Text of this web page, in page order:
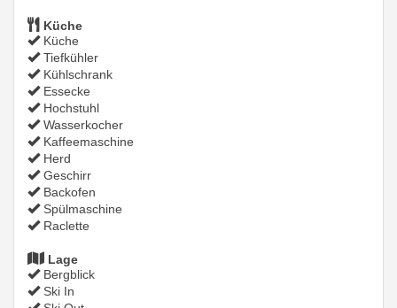
Küche
Küche
Tiefkühler
Kühlschrank
Essecke
Hochstuhl
Wasserkocher
Kaffeemaschine
Herd
Geschirr
Backofen
Spülmaschine
Raclette
Lage
Bergblick
Ski In